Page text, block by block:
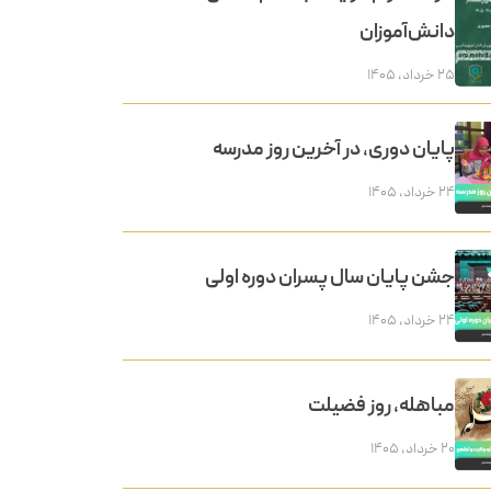
دانش‌آموزان
۲۵ خرداد, ۱۴۰۵
پایان دوری، در آخرین روز مدرسه
۲۴ خرداد, ۱۴۰۵
جشن پایان سال پسران دوره اولی
۲۴ خرداد, ۱۴۰۵
مباهله، روز فضیلت
۲۰ خرداد, ۱۴۰۵